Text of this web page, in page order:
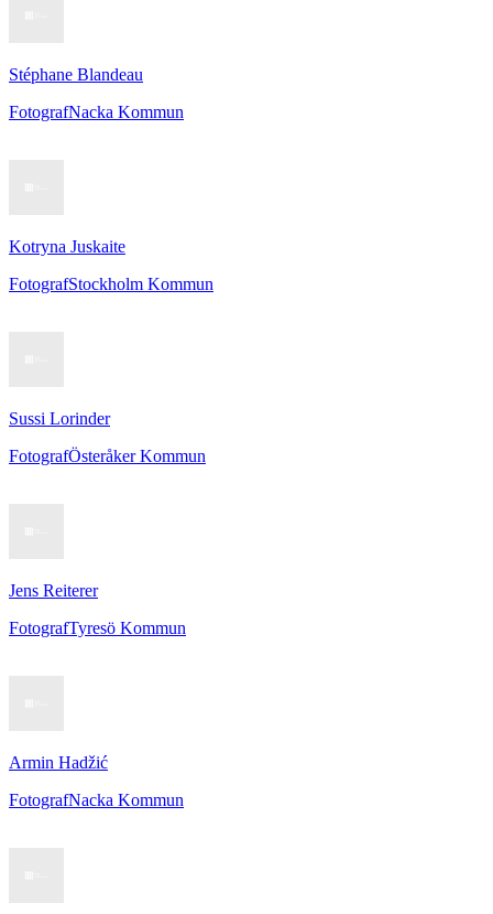
Stéphane Blandeau
FotografNacka Kommun
Kotryna Juskaite
FotografStockholm Kommun
Sussi Lorinder
FotografÖsteråker Kommun
Jens Reiterer
FotografTyresö Kommun
Armin Hadžić
FotografNacka Kommun